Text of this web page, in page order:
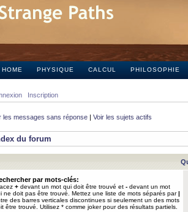
HOME PHYSIQUE CALCUL PHILOSOPHIE
Inscription
les messages sans réponse | Voir les sujets actifs
du forum
par mots-clés:
+ devant un mot qui doit être trouvé et - devant un mot
ne doit pas être trouvé. Mettez une liste de mots séparés par|
des barres verticales discontinues si seulement un des mots
être trouvé. Utilisez * comme joker pour des résultats partiels.